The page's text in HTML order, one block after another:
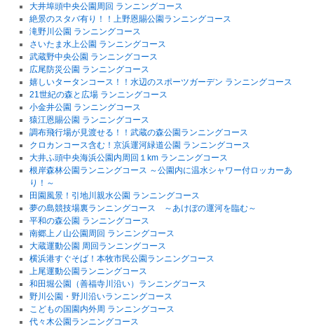
大井埠頭中央公園周回 ランニングコース
絶景のスタバ有り！！上野恩賜公園ランニングコース
滝野川公園 ランニングコース
さいたま水上公園 ランニングコース
武蔵野中央公園 ランニングコース
広尾防災公園 ランニングコース
嬉しいタータンコース！！水辺のスポーツガーデン ランニングコース
21世紀の森と広場 ランニングコース
小金井公園 ランニングコース
猿江恩賜公園 ランニングコース
調布飛行場が見渡せる！！武蔵の森公園ランニングコース
クロカンコース含む！京浜運河緑道公園 ランニングコース
大井ふ頭中央海浜公園内周回１km ランニングコース
根岸森林公園ランニングコース ～公園内に温水シャワー付ロッカーあ
り！～
田園風景！引地川親水公園 ランニングコース
夢の島競技場裏ランニングコース ～あけぼの運河を臨む～
平和の森公園 ランニングコース
南郷上ノ山公園周回 ランニングコース
大蔵運動公園 周回ランニングコース
横浜港すぐそば！本牧市民公園ランニングコース
上尾運動公園ランニングコース
和田堀公園（善福寺川沿い）ランニングコース
野川公園・野川沿いランニングコース
こどもの国園内外周 ランニングコース
代々木公園ランニングコース